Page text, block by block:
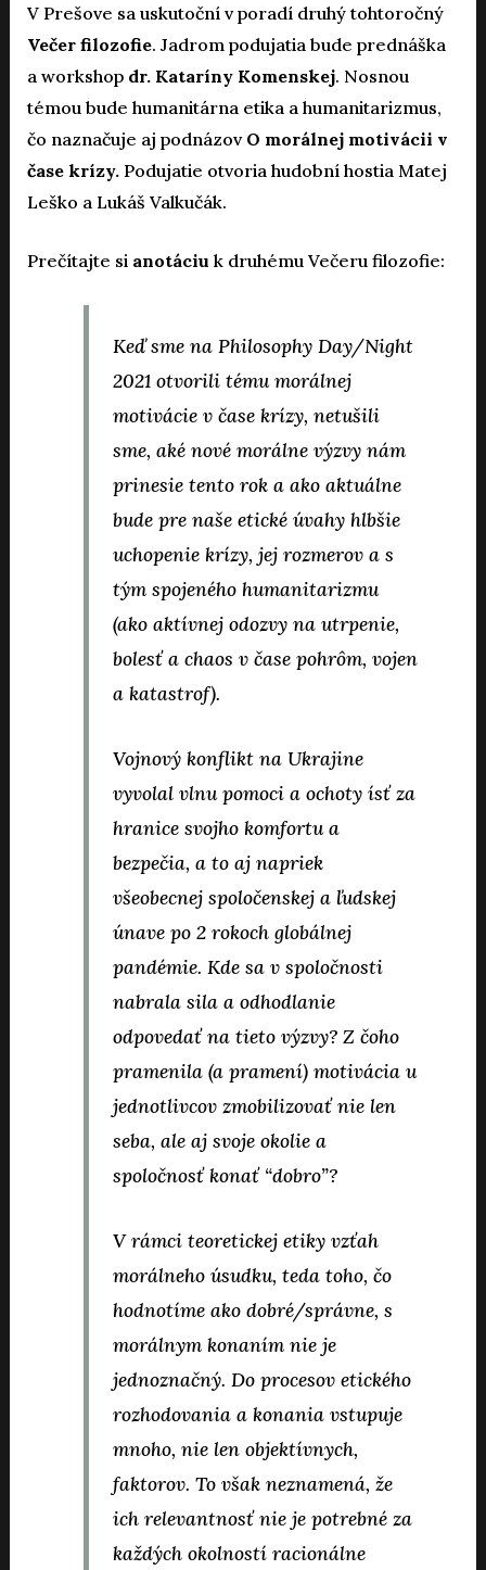
V Prešove sa uskutoční v poradí druhý tohtoročný
Večer filozofie. Jadrom podujatia bude prednáška
a workshop dr. Kataríny Komenskej. Nosnou
témou bude humanitárna etika a humanitarizmus,
čo naznačuje aj podnázov O morálnej motivácii v
čase krízy. Podujatie otvoria hudobní hostia Matej
Leško a Lukáš Valkučák.
Prečítajte si anotáciu k druhému Večeru filozofie:
Keď sme na Philosophy Day/Night
2021 otvorili tému morálnej
motivácie v čase krízy, netušili
sme, aké nové morálne výzvy nám
prinesie tento rok a ako aktuálne
bude pre naše etické úvahy hlbšie
uchopenie krízy, jej rozmerov a s
tým spojeného humanitarizmu
(ako aktívnej odozvy na utrpenie,
bolesť a chaos v čase pohrôm, vojen
a katastrof).
Vojnový konflikt na Ukrajine
vyvolal vlnu pomoci a ochoty ísť za
hranice svojho komfortu a
bezpečia, a to aj napriek
všeobecnej spoločenskej a ľudskej
únave po 2 rokoch globálnej
pandémie. Kde sa v spoločnosti
nabrala sila a odhodlanie
odpovedať na tieto výzvy? Z čoho
pramenila (a pramení) motivácia u
jednotlivcov zmobilizovať nie len
seba, ale aj svoje okolie a
spoločnosť konať “dobro”?
V rámci teoretickej etiky vzťah
morálneho úsudku, teda toho, čo
hodnotíme ako dobré/správne, s
morálnym konaním nie je
jednoznačný. Do procesov etického
rozhodovania a konania vstupuje
mnoho, nie len objektívnych,
faktorov. To však neznamená, že
ich relevantnosť nie je potrebné za
každých okolností racionálne